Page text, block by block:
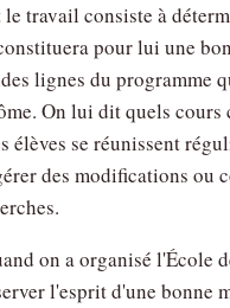
travail consiste à
pour lui une
lignes du programme
On lui dit quels cours
élèves se réunissent
des modifications ou
on a organisé l'École
l'esprit d'une bonne